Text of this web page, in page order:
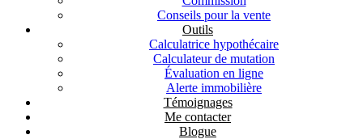
Conseils pour la vente
Outils
Calculatrice hypothécaire
Calculateur de mutation
Évaluation en ligne
Alerte immobilière
Témoignages
Me contacter
Blogue